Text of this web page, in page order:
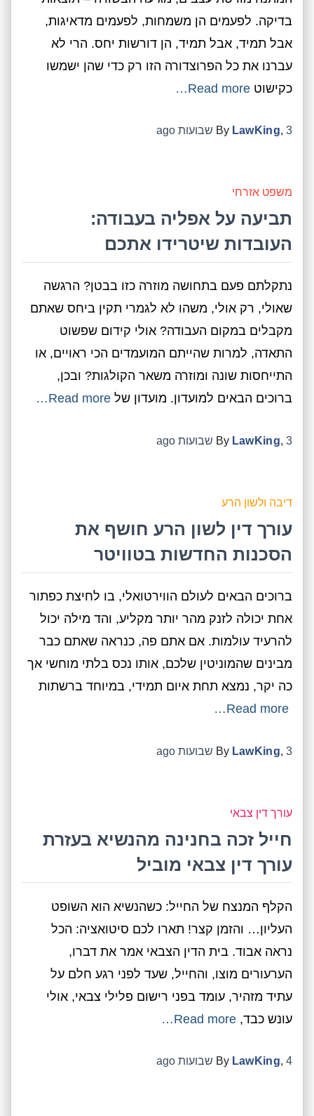
בדיקה. לפעמים הן משמחות, לפעמים מדאיגות,
אבל תמיד, אבל תמיד, הן דורשות יחס. הרי לא
עברנו את כל הפרוצדורה הזו רק כדי שהן ישמשו
כקישוט Read more…
By LawKing, 3 שבועות ago
משפט אזרחי
תביעה על אפליה בעבודה:
העובדות שיטרידו אתכם
נתקלתם פעם בתחושה מוזרה כזו בבטן? הרגשה
שאולי, רק אולי, משהו לא לגמרי תקין ביחס שאתם
מקבלים במקום העבודה? אולי קידום שפשוט
התאדה, למרות שהייתם המועמדים הכי ראויים, או
התייחסות שונה ומוזרה משאר הקולגות? ובכן,
ברוכים הבאים למועדון. מועדון של Read more…
By LawKing, 3 שבועות ago
דיבה ולשון הרע
עורך דין לשון הרע חושף את
הסכנות החדשות בטוויטר
ברוכים הבאים לעולם הווירטואלי, בו לחיצת כפתור
אחת יכולה לזנק מהר יותר מקליע, והד מילה יכול
להרעיד עולמות. אם אתם פה, כנראה שאתם כבר
מבינים שהמוניטין שלכם, אותו נכס בלתי מוחשי אך
כה יקר, נמצא תחת איום תמידי, במיוחד ברשתות
Read more…
By LawKing, 3 שבועות ago
עורך דין צבאי
חייל זכה בחנינה מהנשיא בעזרת
עורך דין צבאי מוביל
הקלף המנצח של החייל: כשהנשיא הוא השופט
העליון… והזמן קצר! תארו לכם סיטואציה: הכל
נראה אבוד. בית הדין הצבאי אמר את דברו,
הערעורים מוצו, והחייל, שעד לפני רגע חלם על
עתיד מזהיר, עומד בפני רישום פלילי צבאי, אולי
עונש כבד, Read more…
By LawKing, 4 שבועות ago